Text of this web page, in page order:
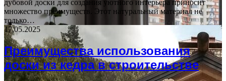
дубовой доски для создания уютного интерьера приносит
множество преимуществ. Этот натуральный материал не
только…
17.05.2025
Преимущества использования
доски из кедра в строительстве